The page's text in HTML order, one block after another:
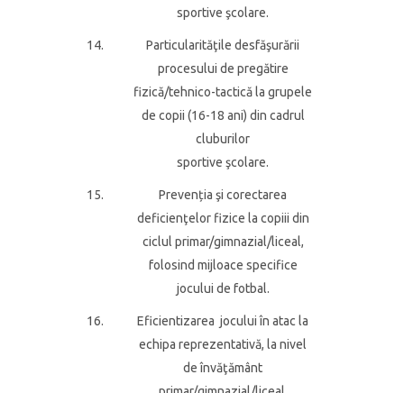
sportive şcolare.
14.
Particularităţile desfăşurării
procesului de pregătire
fizică/tehnico-tactică la grupele
de copii (16-18 ani) din cadrul
cluburilor
sportive şcolare.
15.
Prevenția şi corectarea
deficienţelor fizice la copiii din
ciclul primar/gimnazial/liceal,
folosind mijloace specifice
jocului de fotbal.
16.
Eficientizarea jocului în atac la
echipa reprezentativă, la nivel
de învăţământ